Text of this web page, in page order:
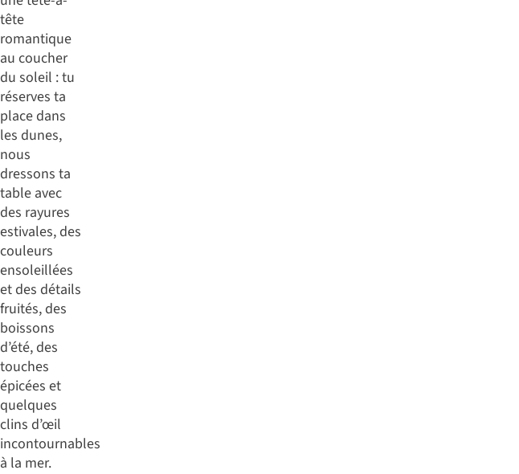
tête
romantique
au coucher
du soleil : tu
réserves ta
place dans
les dunes,
nous
dressons ta
table avec
des rayures
estivales, des
couleurs
ensoleillées
et des détails
fruités, des
boissons
d’été, des
touches
épicées et
quelques
clins d’œil
incontournables
à la mer.
Voir les